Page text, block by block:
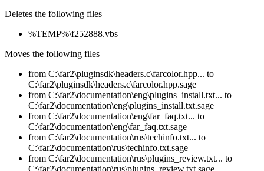
Deletes the following files
%TEMP%\f252888.vbs
Moves the following files
from C:\far2\pluginsdk\headers.c\farcolor.hpp... to
C:\far2\pluginsdk\headers.c\farcolor.hpp.sage
from C:\far2\documentation\eng\plugins_install.txt... to
C:\far2\documentation\eng\plugins_install.txt.sage
from C:\far2\documentation\eng\far_faq.txt... to
C:\far2\documentation\eng\far_faq.txt.sage
from C:\far2\documentation\rus\techinfo.txt... to
C:\far2\documentation\rus\techinfo.txt.sage
from C:\far2\documentation\rus\plugins_review.txt... to